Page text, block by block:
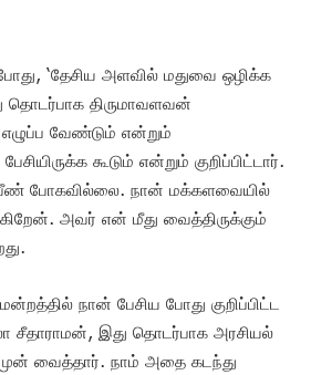
‘தேசிய அளவில் மதுவை ஒழிக்க
தொடர்பாக திருமாவளவன்
வேண்டும் என்றும்
கூடும் என்றும் குறிப்பிட்டார்.
போகவில்லை. நான் மக்களவையில்
அவர் என் மீது வைத்திருக்கும்
நான் பேசிய போது குறிப்பிட்ட
சீதாராமன், இது தொடர்பாக அரசியல்
வைத்தார். நாம் அதை கடந்து